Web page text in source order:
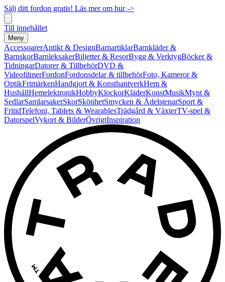
Sälj ditt fordon gratis! Läs mer om hur ->
Till innehållet
Meny
AccessoarerAntikt & DesignBarnartiklarBarnkläder &
BarnskorBarnleksakerBiljetter & ResorBygg & VerktygBöcker &
TidningarDatorer & TillbehörDVD &
VideofilmerFordonFordonsdelar & tillbehörFoto, Kameror &
OptikFrimärkenHandgjort & KonsthantverkHem &
HushållHemelektronikHobbyKlockorKläderKonstMusikMynt &
SedlarSamlarsakerSkorSkönhetSmycken & ÄdelstenarSport &
FritidTelefoni, Tablets & WearablesTrädgård & VäxterTV-spel &
DatorspelVykort & BilderÖvrigtInspiration